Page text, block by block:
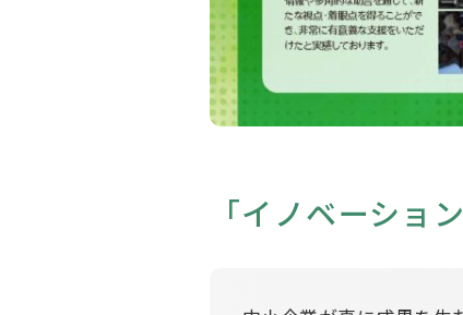
「イノベーショ